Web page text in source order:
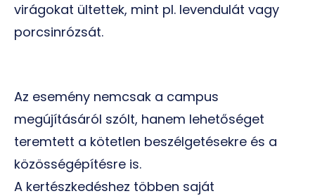
virágokat ültettek, mint pl. levendulát vagy
porcsinrózsát.
Az esemény nemcsak a campus
megújításáról szólt, hanem lehetőséget
teremtett a kötetlen beszélgetésekre és a
közösségépítésre is.
A kertészkedéshez többen saját